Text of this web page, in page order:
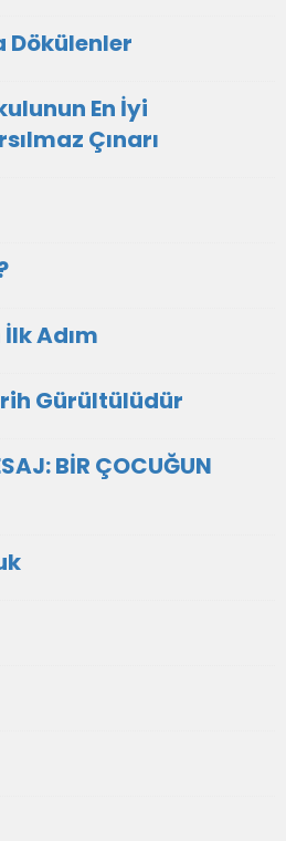
Dökülenler
En İyi
Çınarı
Adım
Gürültülüdür
BİR ÇOCUĞUN